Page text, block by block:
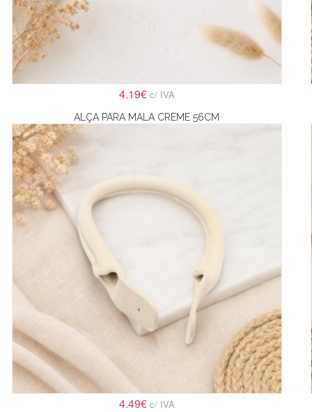
4.19€ c/ IVA
ALÇA PARA MALA CREME 56CM
4.49€ c/ IVA